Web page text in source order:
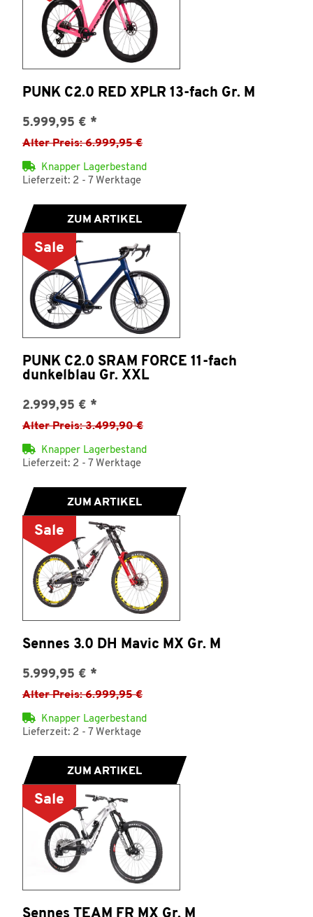
PUNK C2.0 RED XPLR 13-fach Gr. M
5.999,95 € *
Alter Preis: 6.999,95 €
Knapper Lagerbestand
Lieferzeit: 2 - 7 Werktage
ZUM ARTIKEL
Sale
PUNK C2.0 SRAM FORCE 11-fach
dunkelblau Gr. XXL
2.999,95 € *
Alter Preis: 3.499,90 €
Knapper Lagerbestand
Lieferzeit: 2 - 7 Werktage
ZUM ARTIKEL
Sale
Sennes 3.0 DH Mavic MX Gr. M
5.999,95 € *
Alter Preis: 6.999,95 €
Knapper Lagerbestand
Lieferzeit: 2 - 7 Werktage
ZUM ARTIKEL
Sale